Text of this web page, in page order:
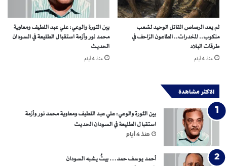
ر
غ
ع
و
ط
ا
ف
ي
لم يعد الرصاص القاتل الوحيد لشعب
منكوب.. المخدرات.. الطاعون الزاحف في
طرقات البلاد
منذ 4 أيام
بين الثورة والوعي: علي عبد اللطيف ومعاوية
محمد نور وأزمة استقبال الطليعة في السودان
الحديث
منذ 4 أيام
الاكثر مشاهدة
بين الثورة والوعي: علي عبد اللطيف ومعاوية محمد نور وأزمة
استقبال الطليعة في السودان الحديث
منذ 4 أيام
أحمد يوسف حمد… بيتٌ يشبه السودان